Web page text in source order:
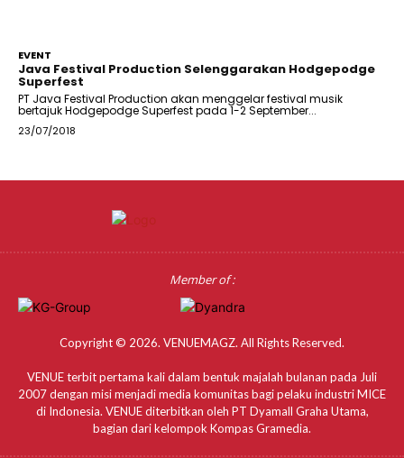
EVENT
Java Festival Production Selenggarakan Hodgepodge
Superfest
PT Java Festival Production akan menggelar festival musik
bertajuk Hodgepodge Superfest pada 1-2 September...
23/07/2018
Member of :
Copyright © 2026. VENUEMAGZ. All Rights Reserved.
VENUE terbit pertama kali dalam bentuk majalah bulanan pada Juli
2007 dengan misi menjadi media komunitas bagi pelaku industri MICE
di Indonesia. VENUE diterbitkan oleh PT Dyamall Graha Utama,
bagian dari kelompok Kompas Gramedia.